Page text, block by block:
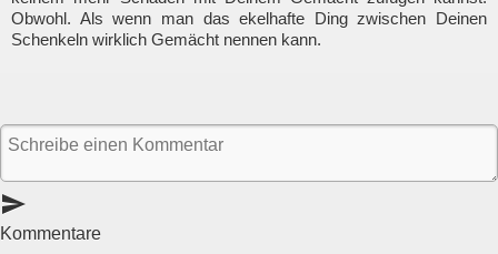
Obwohl. Als wenn man das ekelhafte Ding zwischen Deinen
Schenkeln wirklich Gemächt nennen kann.
send
Kommentare